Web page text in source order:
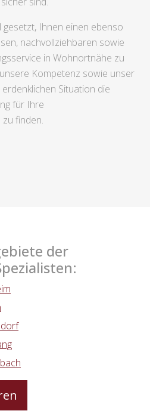
Ihnen einen ebenso
nachvollziehbaren sowie
in Wohnortnähe zu
Kompetenz sowie unser
Situation die
für Ihre
finden.
der